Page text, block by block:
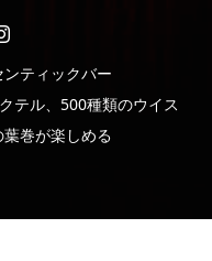
ティックバー
テル、500種類のウイス
巻が楽しめる